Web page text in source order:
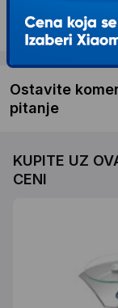
Recenzije
Ostavite
pitanje
KUPITE UZ
CENI